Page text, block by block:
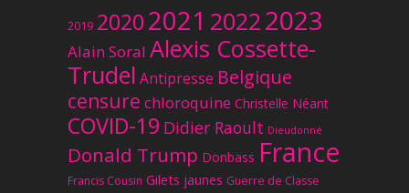
2019 20202021 20222023
Alain Soral Alexis Cossette-
Trudel Antipresse Belgique
censure chloroquine Christelle Néant
COVID-19 Didier Raoult Dieudonné
Donald Trump Donbass France
Francis Cousin Gilets jaunes Guerre de Classe